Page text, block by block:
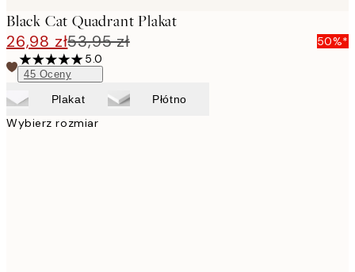
Black Cat Quadrant Plakat
26,98 zł53,95 zł
50%*
5.0
45 Oceny
Plakat Płótno
Wybierz rozmiar